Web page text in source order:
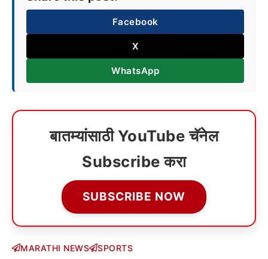
Facebook
X
WhatsApp
बातम्यांसाठी YouTube चॅनेल
Subscribe करा
SUBSCRIBE NOW
MARATHI NEWS SPORTS